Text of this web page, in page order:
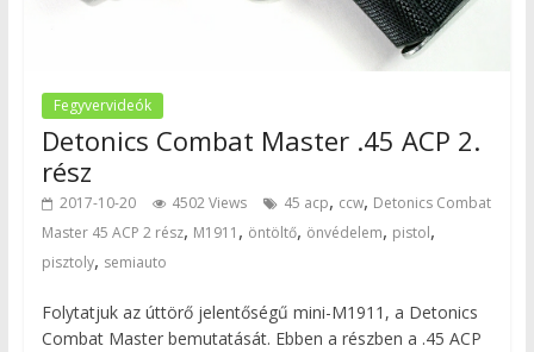
Fegyvervideók
Detonics Combat Master .45 ACP 2.
rész
2017-10-20 4502 Views 45 acp, ccw, Detonics Combat
Master 45 ACP 2 rész, M1911 , öntöltő, önvédelem, pistol,
pisztoly, semiauto
Folytatjuk az úttörő jelentőségű mini-M1911, a Detonics
Combat Master bemutatását. Ebben a részben a .45 ACP